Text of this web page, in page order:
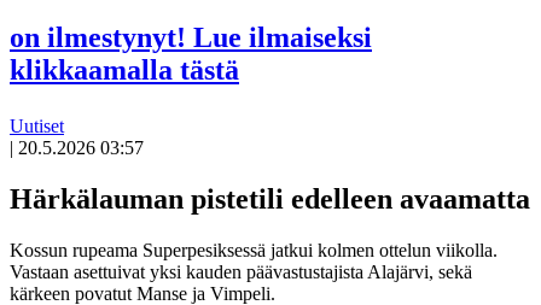
on ilmestynyt! Lue ilmaiseksi
klikkaamalla tästä
Uutiset
| 20.5.2026 03:57
Härkälauman pistetili edelleen avaamatta
Kossun rupeama Superpesiksessä jatkui kolmen ottelun viikolla.
Vastaan asettuivat yksi kauden päävastustajista Alajärvi, sekä
kärkeen povatut Manse ja Vimpeli.